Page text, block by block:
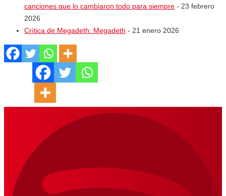
canciones que lo cambiaron todo para siempre - 23 febrero
2026
Crítica de Megadeth: Megadeth - 21 enero 2026